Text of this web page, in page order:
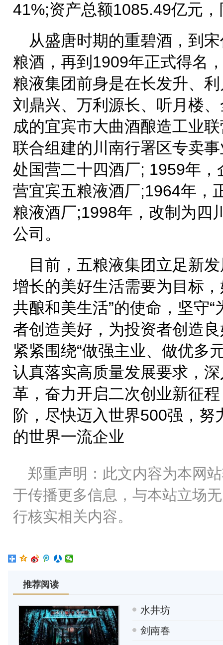
41%;资产总额1085.49亿元
从盛唐时期的重碧酒，到
粮酒，再到1909年正式得名
粮液集团前身是在长发升、
刘鼎兴、万利源长、听月楼
成的宜宾市大曲酒酿造工业
联合组建的川南行署区专卖
处国营二十四酒厂; 1959年
营宜宾五粮液酒厂;1964年，
粮液酒厂;1998年，改制为四
公司。
目前，五粮液集团立足新
增长的美好生活需要为目标
共酿和美生活”的使命，坚守
者创造美好，为投资者创造
紧紧围绕“做强主业、做优多
认真落实高质量发展要求，
革，奋力开启二次创业新征
阶，尽快迈入世界500强，
的世界一流企业
郑重声明：此文内容为本网
于传播更多信息，与本站立场
行核实相关内容。
推荐阅读
水井坊
剑南春